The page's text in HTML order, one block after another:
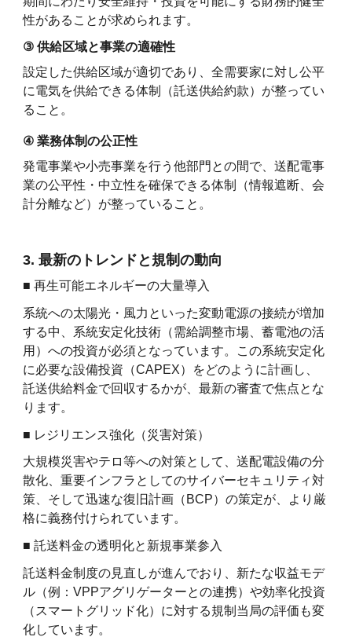
性があることが求められます。
③ 供給区域と事業の適確性
設定した供給区域が適切であり、全需要家に対し公平
に電気を供給できる体制（託送供給約款）が整ってい
ること。
④ 業務体制の公正性
発電事業や小売事業を行う他部門との間で、送配電事
業の公平性・中立性を確保できる体制（情報遮断、会
計分離など）が整っていること。
3. 最新のトレンドと規制の動向
■ 再生可能エネルギーの大量導入
系統への太陽光・風力といった変動電源の接続が増加
する中、系統安定化技術（需給調整市場、蓄電池の活
用）への投資が必須となっています。この系統安定化
に必要な設備投資（CAPEX）をどのように計画し、
託送供給料金で回収するかが、最新の審査で焦点とな
ります。
■ レジリエンス強化（災害対策）
大規模災害やテロ等への対策として、送配電設備の分
散化、重要インフラとしてのサイバーセキュリティ対
策、そして迅速な復旧計画（BCP）の策定が、より厳
格に義務付けられています。
■ 託送料金の透明化と新規事業参入
託送料金制度の見直しが進んでおり、新たな収益モデ
ル（例：VPPアグリゲーターとの連携）や効率化投資
（スマートグリッド化）に対する規制当局の評価も変
化しています。